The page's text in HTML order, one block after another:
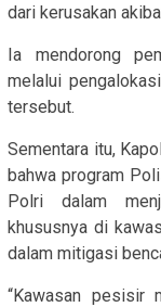
dari kerusakan
Ia mendorong
melalui
tersebut.
Sementara itu,
bahwa program
Polri dalam
khususnya di
dalam mitigasi
“Kawasan pesisir